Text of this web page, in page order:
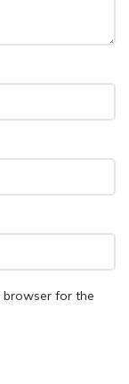
browser for the